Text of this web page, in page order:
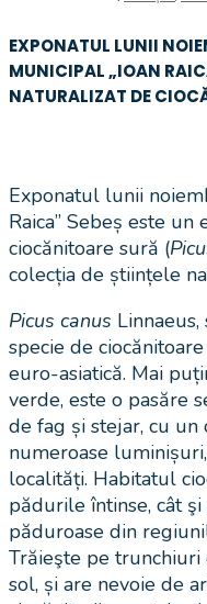
EXPONATUL LUNII
MUNICIPAL „IOAN
NATURALIZAT DE
Exponatul lunii
Raica” Sebeș este
ciocănitoare sură (
colecția de științele
Picus canus
specie de
euro-asiatică. Mai
verde, este o pasăre
de fag și stejar, cu un
numeroase
localități. Habitatul
pădurile întinse, cât
păduroase din
Trăieşte pe trunchiuri
sol, și are nevoie de